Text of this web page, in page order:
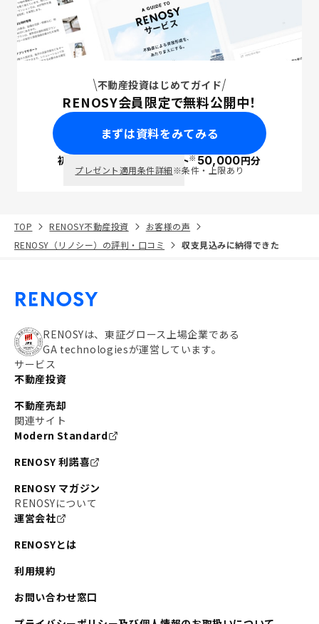
不動産投資はじめてガイド
RENOSY会員限定で無料公開中！
まずは資料をみてみる
初回面談で ポイント※50,000円分
プレゼント適用条件詳細※条件・上限あり
TOP RENOSY不動産投資
お客様の声
RENOSY（リノシー）の評判・口コミ
収支見込みに納得できた
RENOSYは、東証グロース上場企業である
GA technologiesが運営しています。
サービス
不動産投資
不動産売却
関連サイト
Modern Standard
RENOSY 利諾喜
RENOSY マガジン
RENOSYについて
運営会社
RENOSYとは
利用規約
お問い合わせ窓口